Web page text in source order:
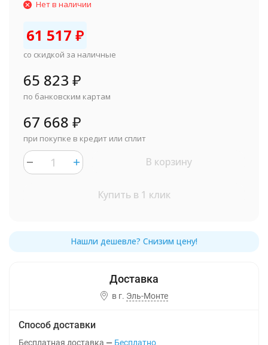
Нет в наличии
61 517 ₽
со скидкой за наличные
65 823 ₽
по банковским картам
67 668 ₽
при покупке в кредит или сплит
В корзину
Купить в 1 клик
в г. Эль-Монте
Способ доставки
Бесплатная доставка Бесплатно